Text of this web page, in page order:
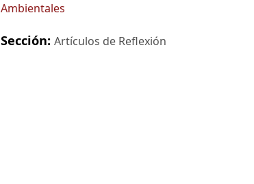
Ambientales
Sección: Artículos de Reflexión